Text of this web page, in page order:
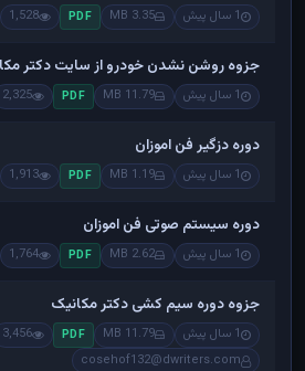
1 سال پیش 3.35 MB
PDF
1,528
جزوه روشن نشدن خودرو از سایت دکتر
1 سال پیش 11.79 MB
PDF
2,325
دوره دزگیر فن اموزان
1 سال پیش 1.19 MB
PDF
1,913
دوره سیستم صوتی فن اموزان
1 سال پیش 2.62 MB
PDF
1,764
جزوه دوره سیم کشی دکتر مکانیک
1 سال پیش 11.79 MB
PDF
3,456
cosehof132@dwriters.com